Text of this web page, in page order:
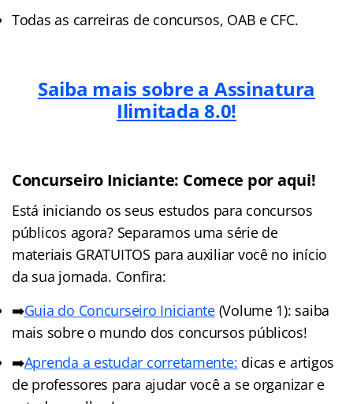
Todas as carreiras de concursos, OAB e CFC.
Saiba mais sobre a Assinatura
Ilimitada 8.0!
Concurseiro Iniciante: Comece por aqui!
Está iniciando os seus estudos para concursos
públicos agora? Separamos uma série de
materiais GRATUITOS para auxiliar você no início
da sua jornada. Confira:
➡️Guia do Concurseiro Iniciante(Volume 1): saiba
mais sobre o mundo dos concursos públicos!
➡️Aprenda a estudar corretamente: dicas e artigos
de professores para ajudar você a se organizar e